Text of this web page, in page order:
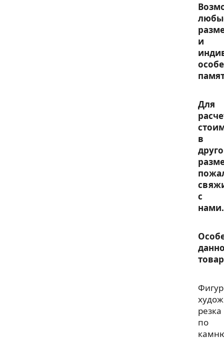
и
Для
в
с
нами.
резка
по